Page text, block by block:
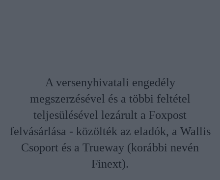
A versenyhivatali engedély
megszerzésével és a többi feltétel
teljesülésével lezárult a Foxpost
felvásárlása - közölték az eladók, a Wallis
Csoport és a Trueway (korábbi nevén
Finext).